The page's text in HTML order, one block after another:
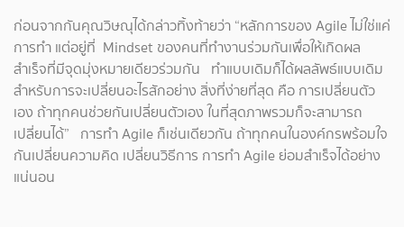
ก่อนจากกันคุณวิษณุได้กล่าวทิ้งท้ายว่า “หลักการของ Agile ไม่ใช่แค่
การทำ แต่อยู่ที่ Mindset ของคนที่ทำงานร่วมกันเพื่อให้เกิดผล
สำเร็จที่มีจุดมุ่งหมายเดียวร่วมกัน ทำแบบเดิมก็ได้ผลลัพธ์แบบเดิม
สำหรับการจะเปลี่ยนอะไรสักอย่าง สิ่งที่ง่ายที่สุด คือ การเปลี่ยนตัว
เอง ถ้าทุกคนช่วยกันเปลี่ยนตัวเอง ในที่สุดภาพรวมก็จะสามารถ
เปลี่ยนได้” การทำ Agile ก็เช่นเดียวกัน ถ้าทุกคนในองค์กรพร้อมใจ
กันเปลี่ยนความคิด เปลี่ยนวิธีการ การทำ Agile ย่อมสำเร็จได้อย่าง
แน่นอน